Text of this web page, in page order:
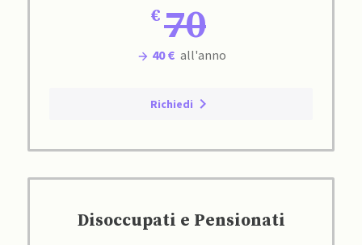
70
40 € all'anno
Richiedi
Disoccupati e Pensionati